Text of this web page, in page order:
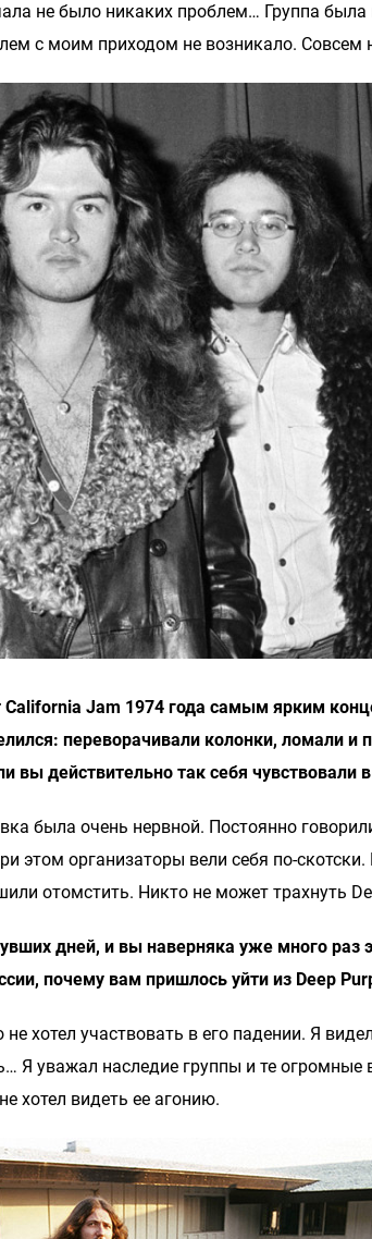
не было никаких проблем… Группа
с моим приходом не возникало. Совсем
California Jam 1974 года самым ярким
переворачивали колонки, ломали
вы действительно так себя чувствовали
была очень нервной. Постоянно
этом организаторы вели себя по-
отомстить. Никто не может трахнуть
дней, и вы наверняка уже много
почему вам пришлось уйти из Deep
не хотел участвовать в его падении. Я
Я уважал наследие группы и те
хотел видеть ее агонию.